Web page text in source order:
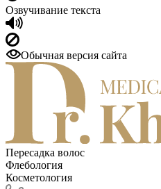
Озвучивание текста
Обычная версия сайта
Пересадка волос
Флебология
Косметология